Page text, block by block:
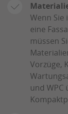
Wenn Sie
eine
müssen
Vorzüge,
und WPC